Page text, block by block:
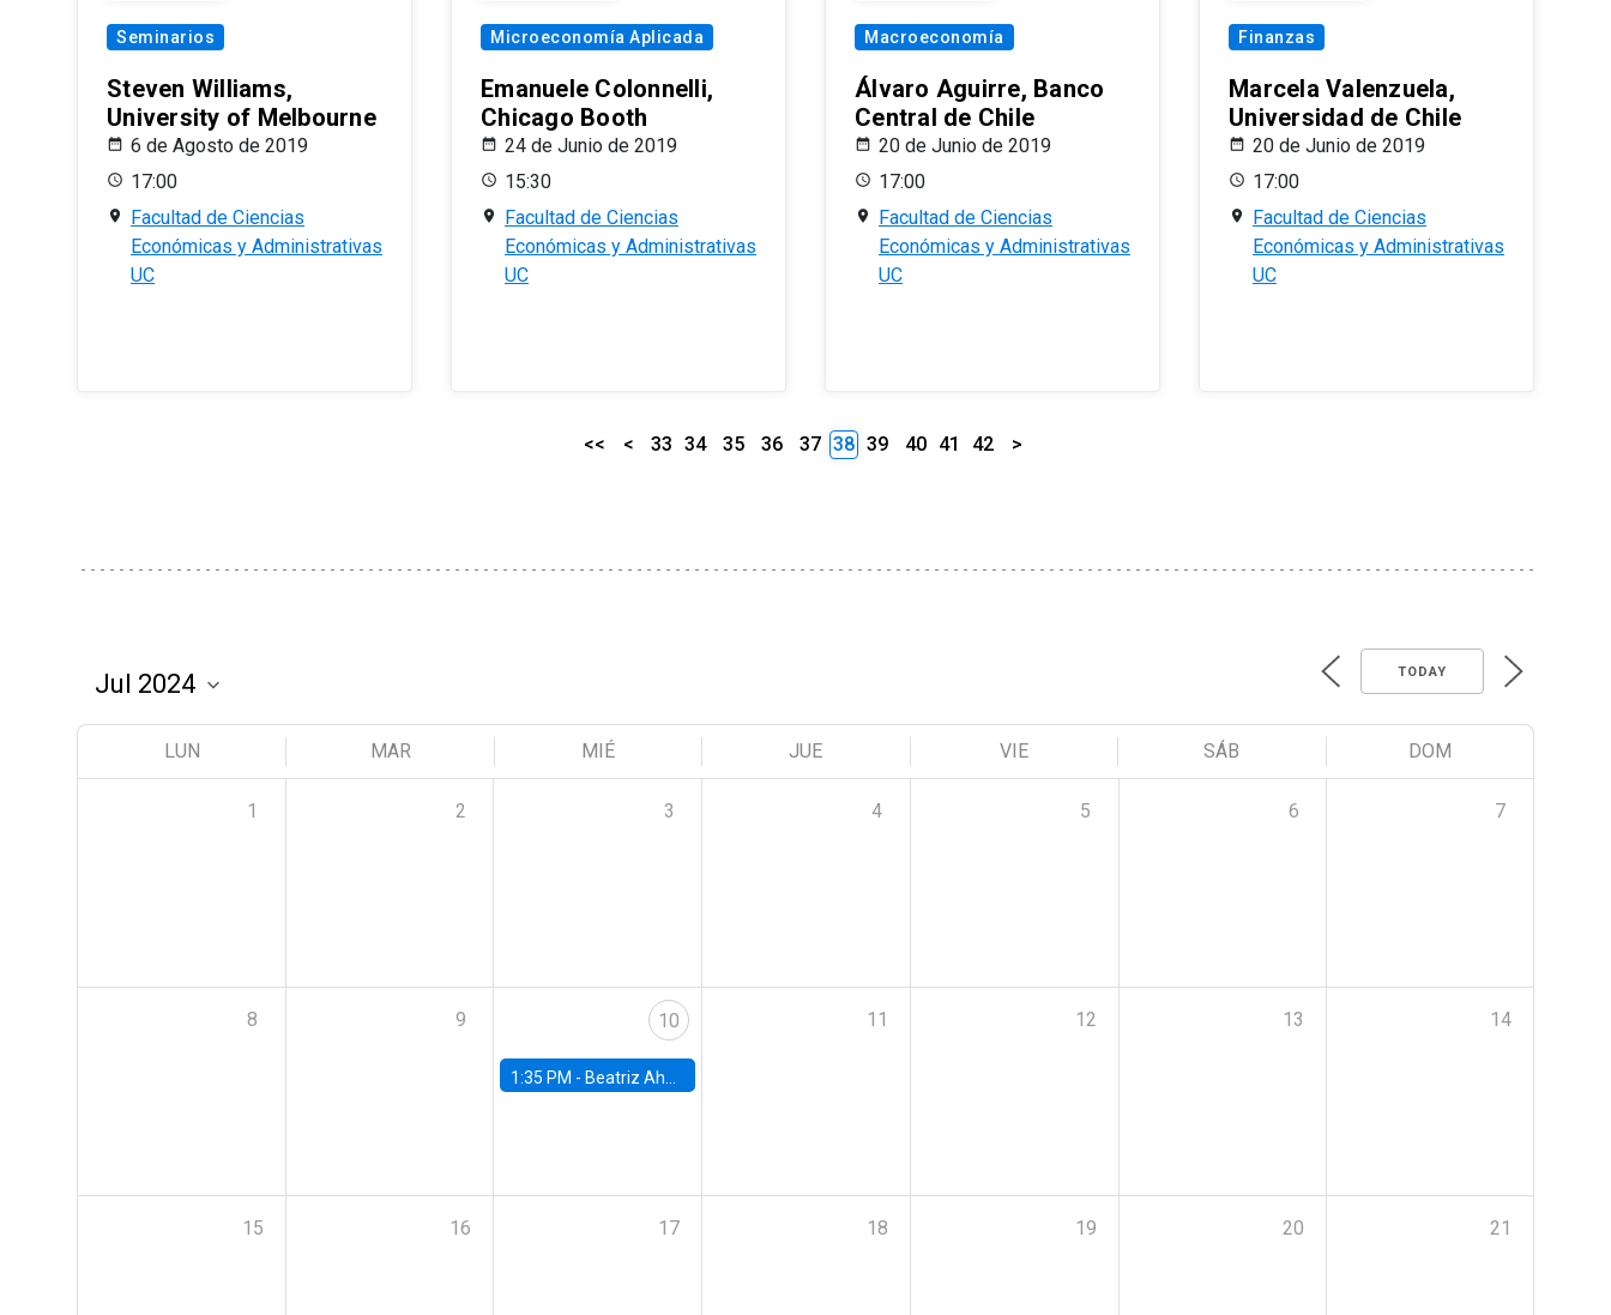
Seminarios
Steven Williams,
University of Melbourne
6 de Agosto de 2019
17:00
Facultad de Ciencias
Económicas y Administrativas
UC
Microeconomía Aplicada
Emanuele Colonnelli,
Chicago Booth
24 de Junio de 2019
15:30
Facultad de Ciencias
Económicas y Administrativas
UC
Macroeconomía
Álvaro Aguirre, Banco
Central de Chile
20 de Junio de 2019
17:00
Facultad de Ciencias
Económicas y Administrativas
UC
Finanzas
Marcela Valenzuela,
Universidad de Chile
20 de Junio de 2019
17:00
Facultad de Ciencias
Económicas y Administrativas
UC
<< < 33 34 35 36 37 38 39 40 41 42 >
TODAY
LUN MAR MIÉ JUE VIE SÁB DOM
1 2 3 4 5 6 7
8 9 10
1:35 PM - Beatriz Ahumada, PhD candidate, Universidad de Pittsburgh
11 12 13 14
15 16 17 18 19 20 21